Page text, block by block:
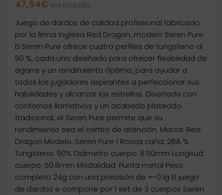
47,54€ Iva incluido
Juego de dardos de calidad profesional fabricado
por la firma Inglesa Red Dragon, modelo Seren Pure
El Seren Pure ofrece cuatro perfiles de tungsteno al
90 %, cada uno diseñado para ofrecer flexibilidad de
agarre y un rendimiento óptimo, para ayudar a
todos los jugadores aspirantes a perfeccionar sus
habilidades y alcanzar las estrellas. Diseñado con
contornos llamativos y un acabado plateado
tradicional, el Seren Pure permite que su
rendimiento sea el centro de atención. Marca: Red
Dragon Modelo: Seren Pure 1 Rosca caña: 2BA %
Tungsteno: 90% Diámetro cuerpo: 6.50mm Longitud
cuerpo: 50.8mm Modalidad: Punta metal Peso
completo 24g con una precisión de +-0.1g El juego
de dardos e compone por 1 set de 3 cuerpos Seren